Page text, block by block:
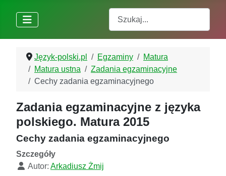
Język-polski.pl Egzaminy
Matura
Matura ustna
Zadania egzaminacyjne
Cechy zadania egzaminacyjnego
Zadania egzaminacyjne z języka
polskiego. Matura 2015
Cechy zadania egzaminacyjnego
Szczegóły
Autor: Arkadiusz Żmij